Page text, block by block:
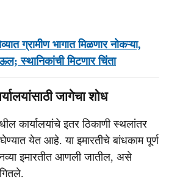
ग्रामीण भागात मिळणार नोकऱ्या,
स्थानिकांची मिटणार चिंता
जागेचा शोध
कार्यालयांचे इतर ठिकाणी स्‍थलांतर
येत आहे. या इमारतीचे बांधकाम पूर्ण
नव्‍या इमारतीत आणली जातील, असे